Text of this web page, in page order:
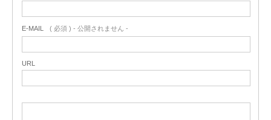
E-MAIL ( 必須 ) - 公開されません -
URL